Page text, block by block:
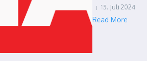
15. Juli 2024
Read More